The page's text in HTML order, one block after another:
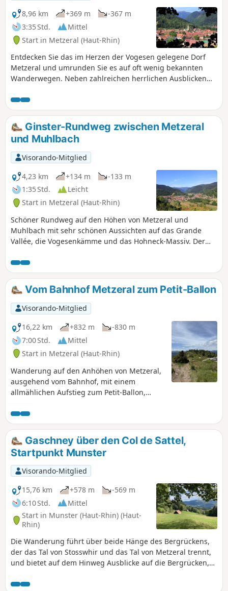
8,96 km
+369 m
-367 m
3:35 Std.
Mittel
Start in Metzeral (Haut-Rhin)
Entdecken Sie das im Herzen der Vogesen gelegene Dorf
Metzeral und umrunden Sie es auf oft wenig bekannten
Wanderwegen. Neben zahlreichen herrlichen Ausblicken
vorbei, einem Denkmal für den Ersten Weltkrieg in den
Vogesen!
Ginster-Rundweg zwischen Metzeral
und Muhlbach
Visorando-Mitglied
4,23 km
+134 m
-133 m
1:35 Std.
Leicht
Start in Metzeral (Haut-Rhin)
Schöner Rundweg auf den Höhen von Metzeral und
Muhlbach mit sehr schönen Aussichten auf das Grande
Vallée, die Vogesenkämme und das Hohneck-Massiv. Der
auf Metzeral. Es ist auch ein Ort der Erinnerung. Während
der Schlacht von Metzeral im Jahr 1915 fanden hier
erbitterte Kämpfe statt.
Vom Bahnhof Metzeral zum Petit-Ballon
Visorando-Mitglied
16,22 km
+832 m
-830 m
7:00 Std.
Mittel
Start in Metzeral (Haut-Rhin)
Wanderung auf den Anhöhen von Metzeral,
ausgehend vom Bahnhof, mit einem
allmählichen Aufstieg zum Petit-Ballon,
Grothkopf erreichen und über den Hang von
Brietenbach wieder zum Dorf
hinuntersteigen. Entlang der gesamten
Strecke genießen Sie schöne Ausblicke auf
die umliegenden Hügel oder die Dörfer im
Tal.
Gaschney über den Col de Sattel,
Startpunkt Munster
Visorando-Mitglied
15,76 km
+578 m
-569 m
6:10 Std.
Mittel
Start in Munster (Haut-Rhin) (Haut-
Rhin)
Die Wanderung führt über beide Hänge des Bergrückens,
der das Tal von Stosswhir und das Tal von Metzeral trennt,
und bietet auf dem Hinweg Ausblicke auf die Bergrücken,
Rückweg auf das Massiv des Petit Ballon und das